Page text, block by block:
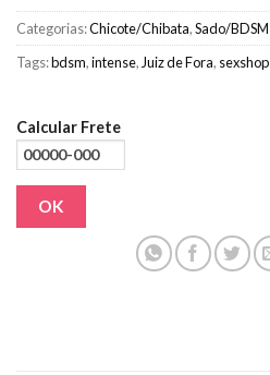
Categorias:Chicote/Chibata,Sado/BDSM
Tags:bdsm,intense, Juiz de Fora, sexshop
Calcular Frete
OK